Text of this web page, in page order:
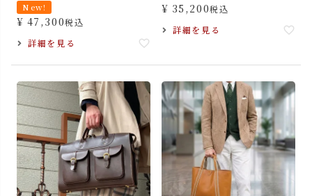
New!
¥ 47,300税込
詳細を見る
¥ 35,200税込
詳細を見る